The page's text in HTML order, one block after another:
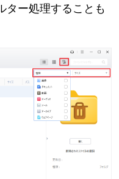
ター処理することも